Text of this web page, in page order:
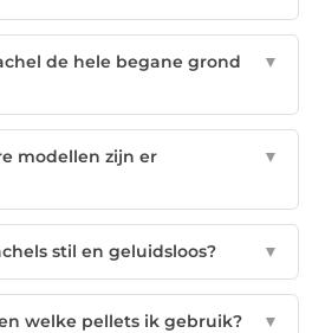
de hele begane grond
▼
modellen zijn er
▼
stil en geluidsloos? ▼
welke pellets ik gebruik? ▼